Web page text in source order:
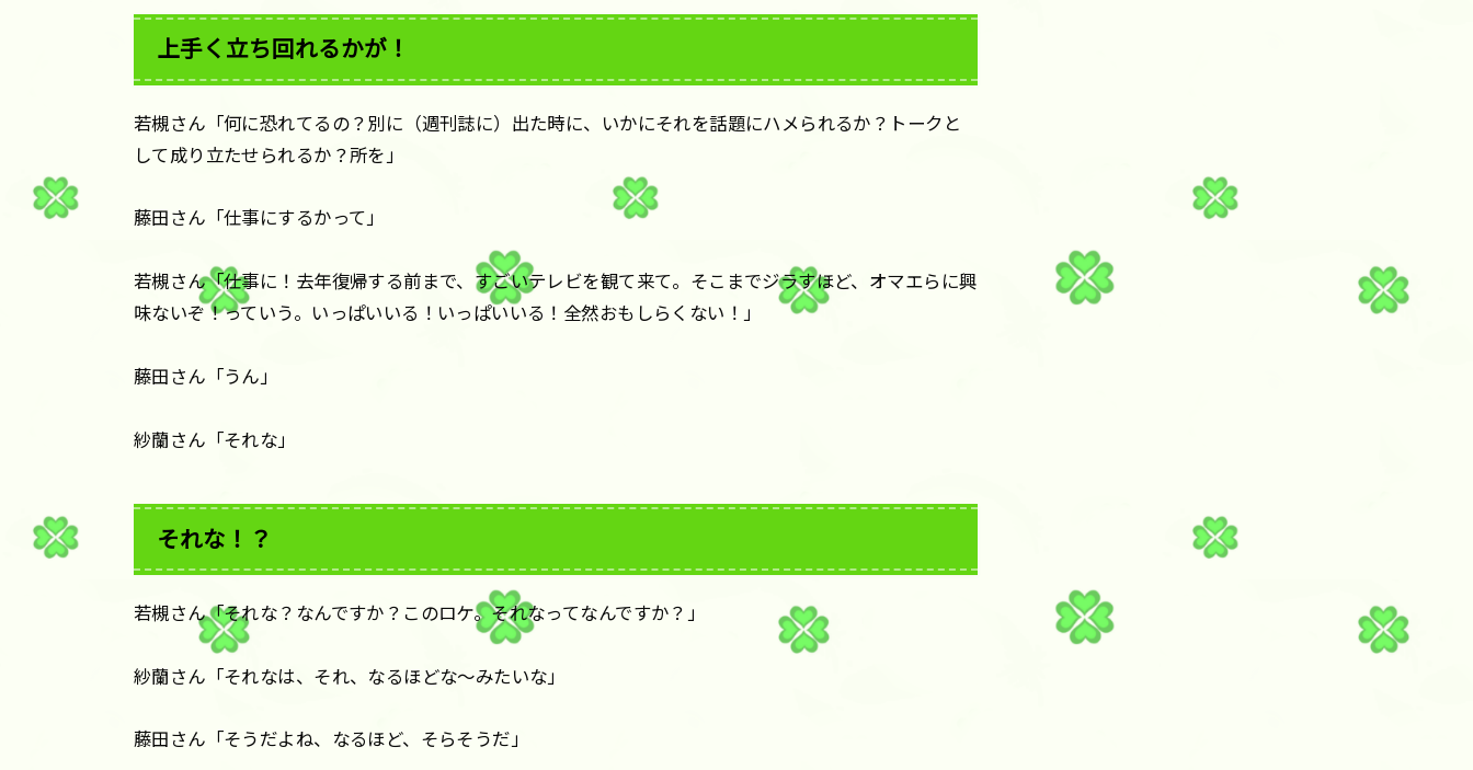
上手く立ち回れるかが！
若槻さん「何に恐れてるの？別に（週刊誌に）出た時に、いかにそれを話題にハメられるか？トークと
して成り立たせられるか？所を」
藤田さん「仕事にするかって」
若槻さん「仕事に！去年復帰する前まで、すごいテレビを観て来て。そこまでジラすほど、オマエらに興
味ないぞ！っていう。いっぱいいる！いっぱいいる！全然おもしらくない！」
藤田さん「うん」
紗蘭さん「それな」
それな！？
若槻さん「それな？なんですか？このロケ。それなってなんですか？」
紗蘭さん「それなは、それ、なるほどな〜みたいな」
藤田さん「そうだよね、なるほど、そらそうだ」